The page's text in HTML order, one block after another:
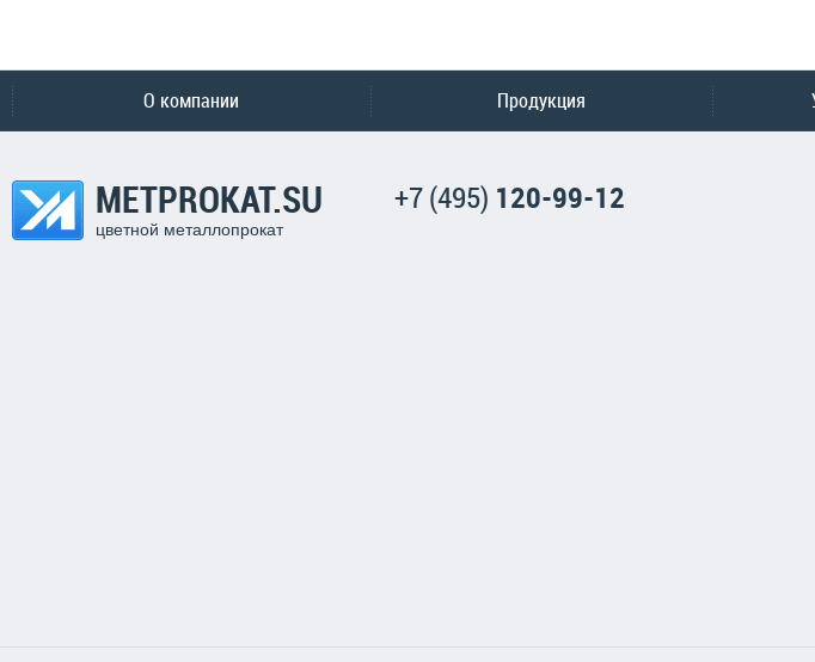
О компании Продукция
METPROKAT.SU
цветной металлопрокат
+7 (495) 120-99-12